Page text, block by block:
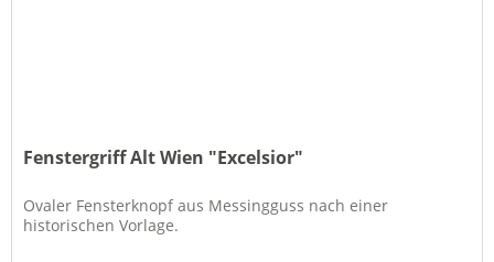
Fenstergriff Alt Wien "Excelsior"
Ovaler Fensterknopf aus Messingguss nach einer
historischen Vorlage.